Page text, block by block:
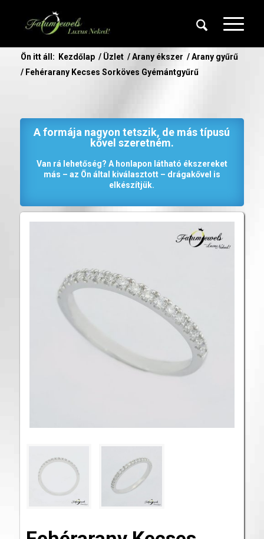
Ön itt áll: Kezdőlap / Üzlet / Arany ékszer / Arany gyűrű
/ Fehérarany Kecses Sorköves Gyémántgyűrű
A formája nagyon tetszik, de más típusú
kővel szeretném.
Van rá lehetőség? A honlapon látható ékszereket
más – az Ön által kiválasztott – drágakővel is
elkészítjük.